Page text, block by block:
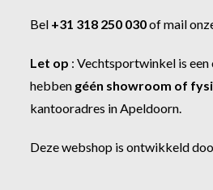
Bel +31 318 250 030ofmail
Let op :Vechtsportwinkel is
hebben géén showroom of
kantooradres in Apeldoorn.
Deze webshop is ontwikkeld